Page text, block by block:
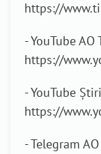
https://
- YouTube AO
https://
- YouTube
https://
- Telegram